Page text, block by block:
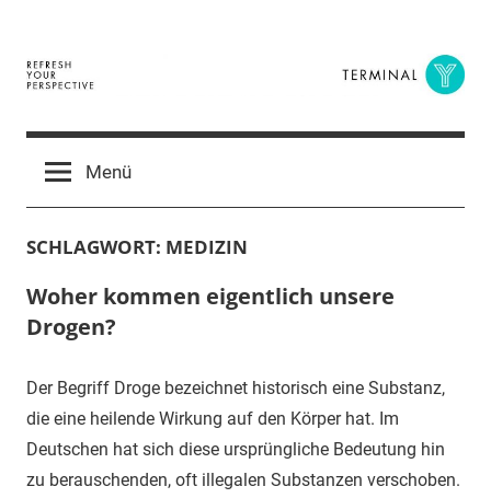
springen
Terminal
Y
Digital
BusinessMenü
SCHLAGWORT: MEDIZIN
Woher kommen eigentlich unsere
Drogen?
Der Begriff Droge bezeichnet historisch eine Substanz,
die eine heilende Wirkung auf den Körper hat. Im
Deutschen hat sich diese ursprüngliche Bedeutung hin
zu berauschenden, oft illegalen Substanzen verschoben.